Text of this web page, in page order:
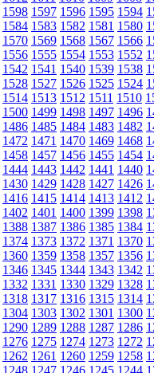
1598 1597 1596 1595 1594
1584 1583 1582 1581 1580
1570 1569 1568 1567 1566
1556 1555 1554 1553 1552
1542 1541 1540 1539 1538
1528 1527 1526 1525 1524
1514 1513 1512 1511 1510
1500 1499 1498 1497 1496
1486 1485 1484 1483 1482
1472 1471 1470 1469 1468
1458 1457 1456 1455 1454
1444 1443 1442 1441 1440
1430 1429 1428 1427 1426
1416 1415 1414 1413 1412
1402 1401 1400 1399 1398
1388 1387 1386 1385 1384
1374 1373 1372 1371 1370
1360 1359 1358 1357 1356
1346 1345 1344 1343 1342
1332 1331 1330 1329 1328
1318 1317 1316 1315 1314
1304 1303 1302 1301 1300
1290 1289 1288 1287 1286
1276 1275 1274 1273 1272
1262 1261 1260 1259 1258